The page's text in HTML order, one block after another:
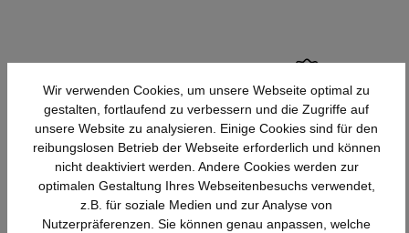
Schnelle Lieferung Topmarken
Erfahrung Kostenlose Beratung
Wir verwenden Cookies, um unsere Webseite optimal zu
gestalten, fortlaufend zu verbessern und die Zugriffe auf
unsere Website zu analysieren. Einige Cookies sind für den
reibungslosen Betrieb der Webseite erforderlich und können
nicht deaktiviert werden. Andere Cookies werden zur
optimalen Gestaltung Ihres Webseitenbesuchs verwendet,
z.B. für soziale Medien und zur Analyse von
Nutzerpräferenzen. Sie können genau anpassen, welche